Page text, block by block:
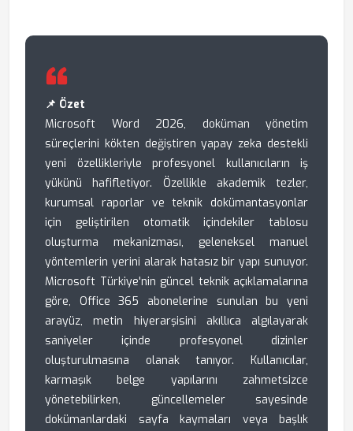
📌 Özet
Microsoft Word 2026, doküman yönetim
süreçlerini kökten değiştiren yapay zeka destekli
yeni özellikleriyle profesyonel kullanıcıların iş
yükünü hafifletiyor. Özellikle akademik tezler,
kurumsal raporlar ve teknik dokümantasyonlar
için geliştirilen otomatik içindekiler tablosu
oluşturma mekanizması, geleneksel manuel
yöntemlerin yerini alarak hatasız bir yapı sunuyor.
Microsoft Türkiye'nin güncel teknik açıklamalarına
göre, Office 365 abonelerine sunulan bu yeni
arayüz, metin hiyerarşisini akıllıca algılayarak
saniyeler içinde profesyonel dizinler
oluşturulmasına olanak tanıyor. Kullanıcılar,
karmaşık belge yapılarını zahmetsizce
yönetebilirken, güncellemeler sayesinde
dokümanlardaki sayfa kaymaları veya başlık